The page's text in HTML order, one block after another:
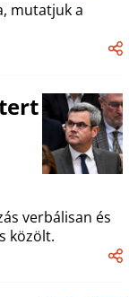
mutatjuk a
verbálisan és
közölt.